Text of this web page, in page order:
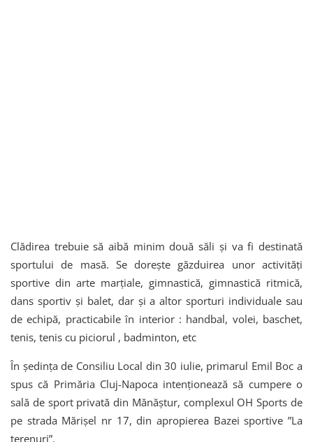
Clădirea trebuie să aibă minim două săli și va fi destinată
sportului de masă. Se dorește găzduirea unor activități
sportive din arte marțiale, gimnastică, gimnastică ritmică,
dans sportiv și balet, dar și a altor sporturi individuale sau
de echipă, practicabile în interior : handbal, volei, baschet,
tenis, tenis cu piciorul , badminton, etc
În ședința de Consiliu Local din 30 iulie, primarul Emil Boc a
spus că Primăria Cluj-Napoca intenționează să cumpere o
sală de sport privată din Mănăștur, complexul OH Sports de
pe strada Mărișel nr 17, din apropierea Bazei sportive ”La
terenuri”.